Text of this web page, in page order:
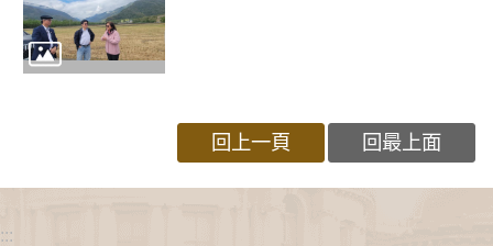
回上一頁 回最上面
:::